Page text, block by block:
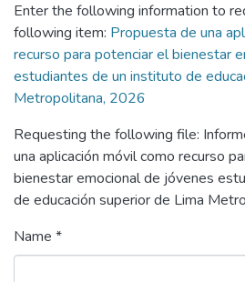
Enter the following information to
following item: Propuesta de una
recurso para potenciar el bienestar
estudiantes de un instituto de
Metropolitana, 2026
Requesting the following file:
una aplicación móvil como recurso
bienestar emocional de jóvenes
de educación superior de Lima
Name *